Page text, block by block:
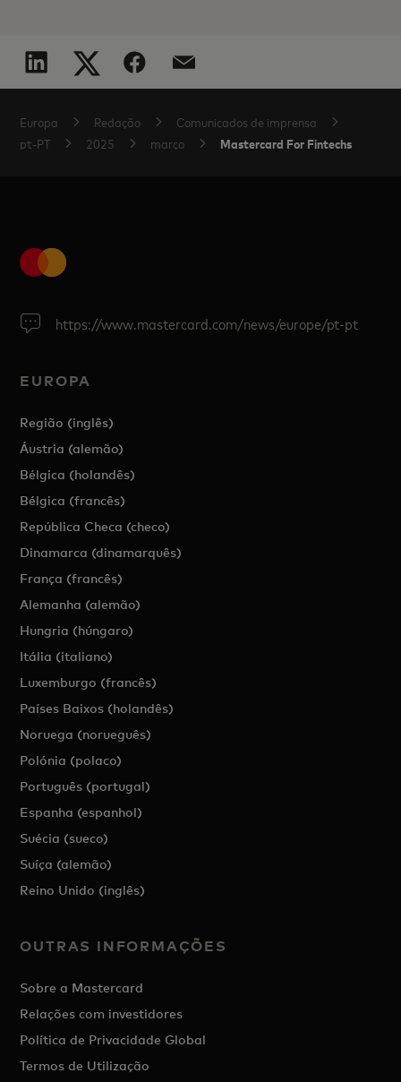
Europa Redação
Comunicados de imprensa
pt-PT
2025 março Mastercard For Fintechs
https://www.mastercard.com/news/europe/pt-pt
EUROPA
Região (inglês)
Áustria (alemão)
Bélgica (holandês)
Bélgica (francês)
República Checa (checo)
Dinamarca (dinamarquês)
França (francês)
Alemanha (alemão)
Hungria (húngaro)
Itália (italiano)
Luxemburgo (francês)
Países Baixos (holandês)
Noruega (norueguês)
Polónia (polaco)
Português (portugal)
Espanha (espanhol)
Suécia (sueco)
Suíça (alemão)
Reino Unido (inglês)
OUTRAS INFORMAÇÕES
Sobre a Mastercard
Relações com investidores
Política de Privacidade Global
Termos de Utilização